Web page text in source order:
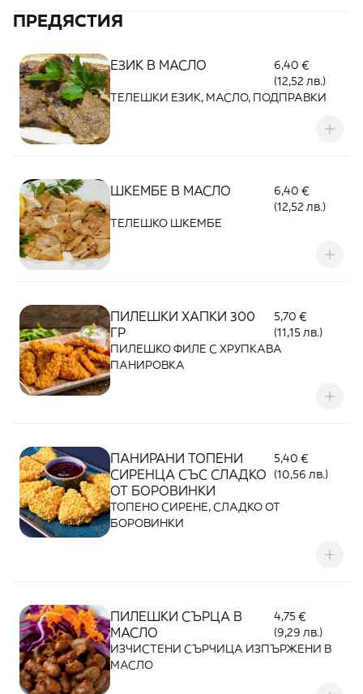
ПРЕДЯСТИЯ
ЕЗИК В МАСЛО
6,40 €
(12,52 лв.)
ТЕЛЕШКИ ЕЗИК, МАСЛО, ПОДПРАВКИ
ШКЕМБЕ В МАСЛО
6,40 €
(12,52 лв.)
ТЕЛЕШКО ШКЕМБЕ
ПИЛЕШКИ ХАПКИ 300
ГР
5,70 €
(11,15 лв.)
ПИЛЕШКО ФИЛЕ С ХРУПКАВА
ПАНИРОВКА
ПАНИРАНИ ТОПЕНИ
СИРЕНЦА СЪС СЛАДКО
ОТ БОРОВИНКИ
5,40 €
(10,56 лв.)
ТОПЕНО СИРЕНЕ, СЛАДКО ОТ
БОРОВИНКИ
ПИЛЕШКИ СЪРЦА В
МАСЛО
4,75 €
(9,29 лв.)
ИЗЧИСТЕНИ СЪРЧИЦА ИЗПЪРЖЕНИ В
МАСЛО